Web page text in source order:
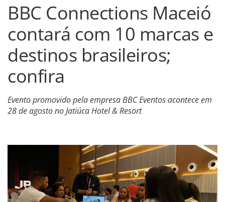
BBC Connections Maceió
contará com 10 marcas e
destinos brasileiros;
confira
Evento promovido pela empresa BBC Eventos acontece em
28 de agosto no Jatiúca Hotel & Resort